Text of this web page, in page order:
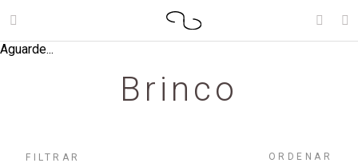
Aguarde...
Brinco
FILTRAR ORDENAR